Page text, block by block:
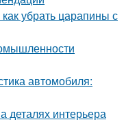
убрать царапины с
автомобиля:
деталях интерьера